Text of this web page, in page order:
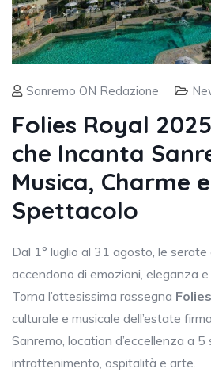
Sanremo ON Redazione
Folies Royal
che Incanta
Musica, Charme e
Spettacolo
Dal 1° luglio al 31 agosto, le
accendono di emozioni, eleganza
Torna l’attesissima rassegna
culturale e musicale dell’estate
Sanremo, location d’eccellenza a
intrattenimento, ospitalità e arte.